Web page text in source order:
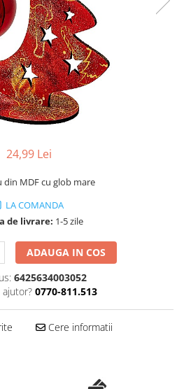
24,99 Lei
din MDF cu glob mare
LA COMANDA
de livrare: 1-5 zile
ADAUGA IN COS
6425634003052
0770-811.513
Cere informatii